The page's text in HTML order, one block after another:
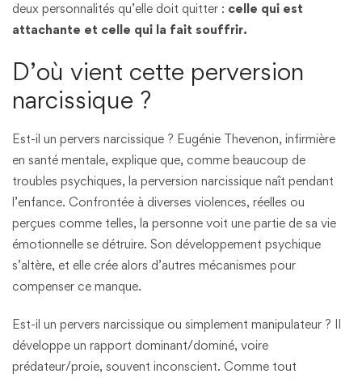
deux personnalités qu’elle doit quitter : celle qui est
attachante et celle qui la fait souffrir.
D’où vient cette perversion
narcissique ?
Est-il un pervers narcissique ? Eugénie Thevenon, infirmière
en santé mentale, explique que, comme beaucoup de
troubles psychiques, la perversion narcissique naît pendant
l’enfance. Confrontée à diverses violences, réelles ou
perçues comme telles, la personne voit une partie de sa vie
émotionnelle se détruire. Son développement psychique
s’altère, et elle crée alors d’autres mécanismes pour
compenser ce manque.
Est-il un pervers narcissique ou simplement manipulateur ? Il
développe un rapport dominant/dominé, voire
prédateur/proie, souvent inconscient. Comme tout